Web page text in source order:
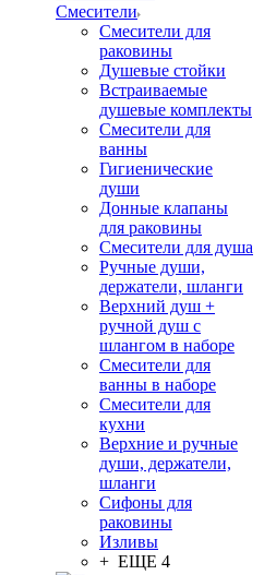
Смесители
Смесители для
раковины
Душевые стойки
Встраиваемые
душевые комплекты
Смесители для
ванны
Гигиенические
души
Донные клапаны
для раковины
Смесители для душа
Ручные души,
держатели, шланги
Верхний душ +
ручной душ с
шлангом в наборе
Смесители для
ванны в наборе
Смесители для
кухни
Верхние и ручные
души, держатели,
шланги
Сифоны для
раковины
Изливы
+ ЕЩЕ 4